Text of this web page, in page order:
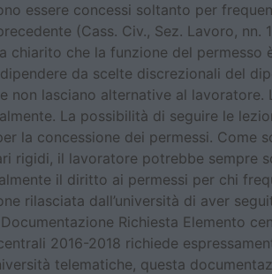
essere concessi soltanto per
(Cass. Civ., Sez. Lavoro,
chiarito che la funzione del permesso
da scelte discrezionali del
non lasciano alternative al
La possibilità di seguire le
la concessione dei permessi. Come
rigidi, il lavoratore potrebbe sempre
il diritto ai permessi per chi
rilasciata dall’università di aver
Richiesta Elemento
2016-2018 richiede
telematiche, questa